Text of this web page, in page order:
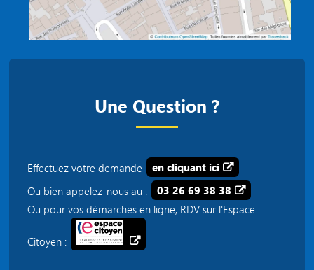
Une Question ?
Effectuez votre demande
en cliquant ici
Ou bien appelez-nous au :
03 26 69 38 38
Ou pour vos démarches en ligne, RDV sur l'Espace
Citoyen :